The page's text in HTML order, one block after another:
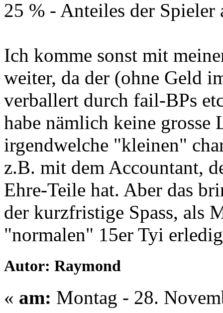
25 % - Anteiles der Spieler
Ich komme sonst mit
weiter, da der (ohne Geld
verballert durch fail-BPs
habe nämlich keine
irgendwelche "kleinen"
z.B. mit dem Accountant,
Ehre-Teile hat. Aber das
der kurzfristige Spass, als
"normalen" 15er Tyi
Autor: Raymond
« am: Montag - 28.